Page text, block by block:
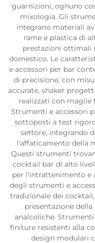
guarnizioni, ognuno
mixologia. Gli
integrano materiali
rame e plastica di
prestazioni ottimali
domestico. Le
e accessori per bar
di precisione, con
accurate, shaker
realizzati con maglie
Strumenti e accessori
sottoposti a test
settore, integrando
l'affaticamento della
Questi strumenti
cocktail bar di alto
per l'intrattenimento e
degli strumenti e
tradizionale dei
presentazione
analcoliche.
finiture resistenti alla
design modulari